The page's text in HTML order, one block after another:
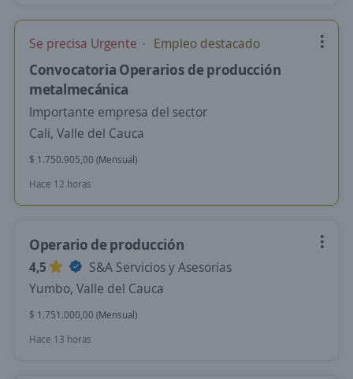
Se precisa Urgente Empleo destacado
Convocatoria Operarios de producción
metalmecánica
Importante empresa del sector
Cali, Valle del Cauca
$ 1.750.905,00 (Mensual)
Hace 12 horas
Operario de producción
4,5
S&A Servicios y Asesorias
Yumbo, Valle del Cauca
$ 1.751.000,00 (Mensual)
Hace 13 horas